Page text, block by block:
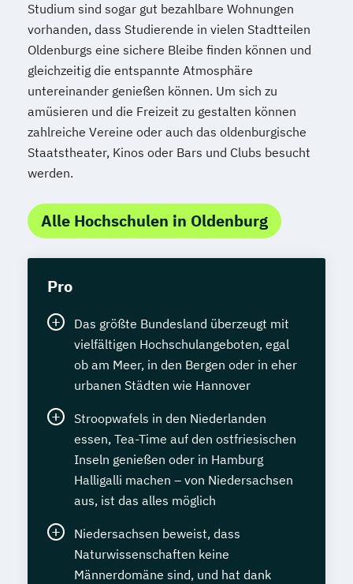
Studium sind sogar gut bezahlbare Wohnungen
vorhanden, dass Studierende in vielen Stadtteilen
Oldenburgs eine sichere Bleibe finden können und
gleichzeitig die entspannte Atmosphäre
untereinander genießen können. Um sich zu
amüsieren und die Freizeit zu gestalten können
zahlreiche Vereine oder auch das oldenburgische
Staatstheater, Kinos oder Bars und Clubs besucht
werden.
Alle Hochschulen in Oldenburg
Pro
Das größte Bundesland überzeugt mit
vielfältigen Hochschulangeboten, egal
ob am Meer, in den Bergen oder in eher
urbanen Städten wie Hannover
Stroopwafels in den Niederlanden
essen, Tea-Time auf den ostfriesischen
Inseln genießen oder in Hamburg
Halligalli machen – von Niedersachsen
aus, ist das alles möglich
Niedersachsen beweist, dass
Naturwissenschaften keine
Männerdomäne sind, und hat dank